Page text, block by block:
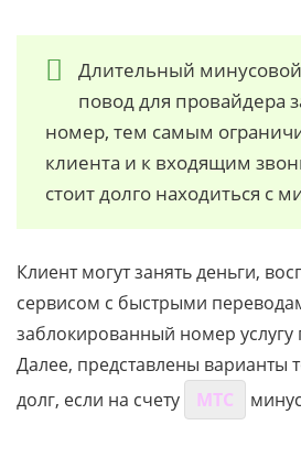
Длительный
повод для провайдера
номер, тем самым
клиента и к входящим
стоит долго находиться с
Клиент могут занять деньги,
сервисом с быстрыми
заблокированный номер услугу
Далее, представлены варианты
долг, если на счету
МТС